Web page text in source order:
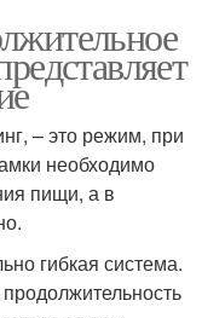
– это режим, при
необходимо
пищи, а в
гибкая система.